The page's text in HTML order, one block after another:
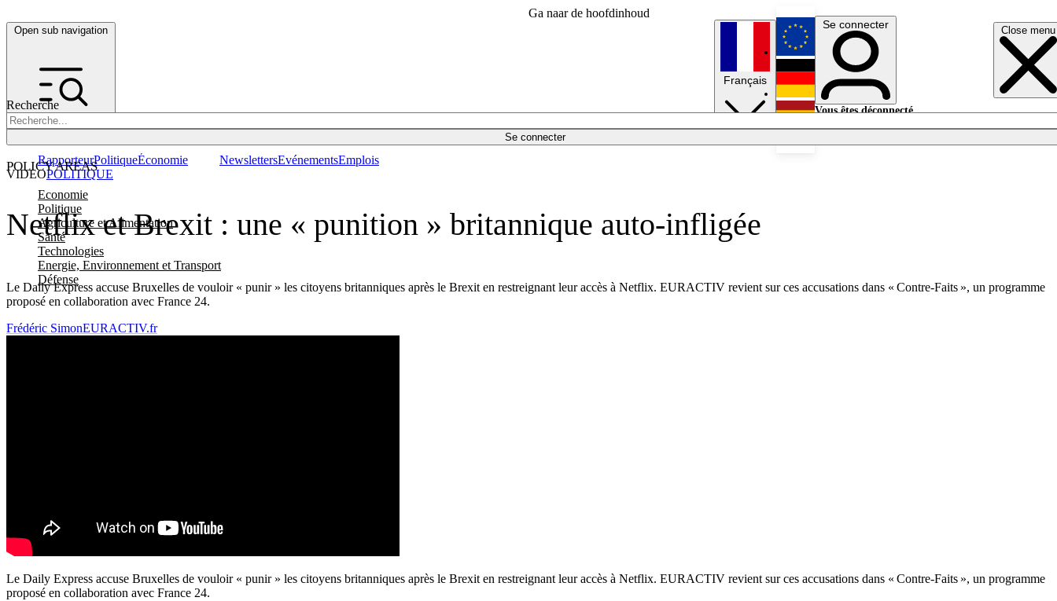
Ga naar de hoofdinhoud
Open sub navigation Close menu
Recherche
Se connecter
POLICY AREAS
Economie
Politique
Agriculture et Alimentation
Santé
Technologies
Energie, Environnement et Transport
Défense
RapporteurPolitiqueÉconomie NewslettersEvénementsEmplois
Français
English
Deutsch
Se connecter
Vous êtes déconnecté.
Netflix et Brexit : une « punition » britannique auto-infligée
Le Daily Express accuse Bruxelles de vouloir « punir » les citoyens britanniques après le Brexit en restreignant leur accès à Netflix. EURACTIV revient sur ces accusations dans « Contre-Faits », un programme
proposé en collaboration avec France 24.
VIDEOPOLITIQUE
Frédéric SimonEURACTIV.fr
Le Daily Express accuse Bruxelles de vouloir « punir » les citoyens britanniques après le Brexit en restreignant leur accès à Netflix. EURACTIV revient sur ces accusations dans « Contre-Faits », un programme
proposé en collaboration avec France 24.